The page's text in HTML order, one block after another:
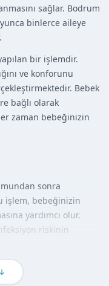
sağlar. Bodrum
binlerce aileye
bir işlemdir.
ve konforunu
Bebek
bağlı olarak
zaman bebeğinizin
sonra
işlem, bebeğinizin
yardımcı olur.
riskinin